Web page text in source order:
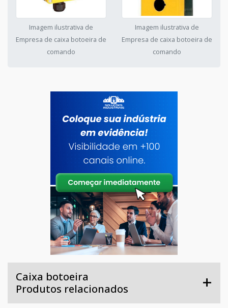
Imagem ilustrativa de
Empresa de caixa botoeira de
comando
Imagem ilustrativa de
Empresa de caixa botoeira de
comando
Caixa botoeira
Produtos relacionados